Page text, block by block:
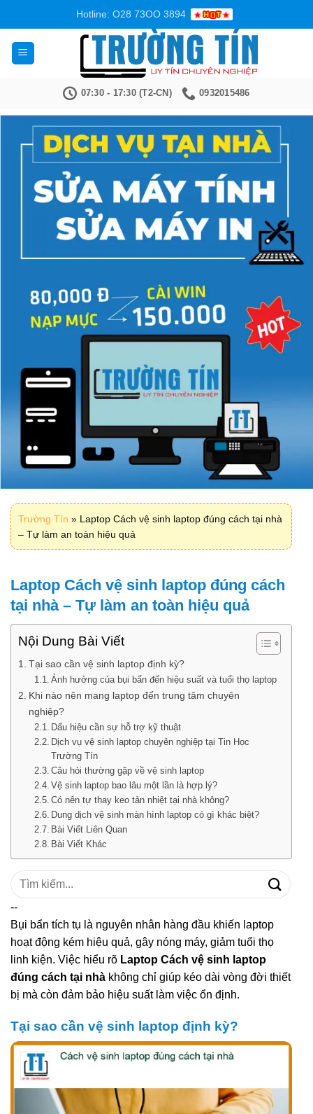
nội
dung
Hotline: O28 73OO 3894
07:30 - 17:30 (T2-CN) 0932015486
Trường Tín » Laptop Cách vệ sinh laptop đúng cách tại nhà
– Tự làm an toàn hiệu quả
Laptop Cách vệ sinh laptop đúng cách
tại nhà – Tự làm an toàn hiệu quả
Nội Dung Bài Viết
Tại sao cần vệ sinh laptop định kỳ?
Ảnh hưởng của bụi bẩn đến hiệu suất và tuổi thọ laptop
Khi nào nên mang laptop đến trung tâm chuyên
nghiệp?
Dấu hiệu cần sự hỗ trợ kỹ thuật
Dịch vụ vệ sinh laptop chuyên nghiệp tại Tin Học
Trường Tín
Câu hỏi thường gặp về vệ sinh laptop
Vệ sinh laptop bao lâu một lần là hợp lý?
Có nên tự thay keo tản nhiệt tại nhà không?
Dung dịch vệ sinh màn hình laptop có gì khác biệt?
Bài Viết Liên Quan
Bài Viết Khác
Tìm
--
Bụi bẩn tích tụ là nguyên nhân hàng đầu khiến laptop
hoạt động kém hiệu quả, gây nóng máy, giảm tuổi thọ
linh kiện. Việc hiểu rõ Laptop Cách vệ sinh laptop
đúng cách tại nhà không chỉ giúp kéo dài vòng đời thiết
bị mà còn đảm bảo hiệu suất làm việc ổn định.
Tại sao cần vệ sinh laptop định kỳ?